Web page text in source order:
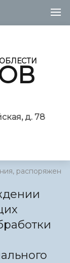
д. 78
распоряжения